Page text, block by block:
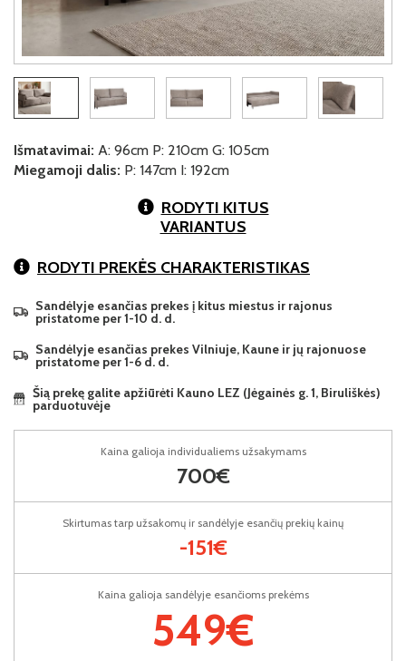
Išmatavimai: A: 96cm P: 210cm G: 105cm
Miegamoji dalis: P: 147cm I: 192cm
RODYTI KITUS
VARIANTUS
RODYTI PREKĖS CHARAKTERISTIKAS
Sandėlyje esančias prekes į kitus miestus ir rajonus
pristatome per 1-10 d. d.
Sandėlyje esančias prekes Vilniuje, Kaune ir jų rajonuose
pristatome per 1-6 d. d.
Šią prekę galite apžiūrėti Kauno LEZ (Jėgainės g. 1, Biruliškės)
parduotuvėje
Kaina galioja sandėlyje esančioms prekėms
549€
Kaina galioja individualiems užsakymams
700€
Skirtumas tarp užsakomų ir sandėlyje esančių prekių kainų
-151€